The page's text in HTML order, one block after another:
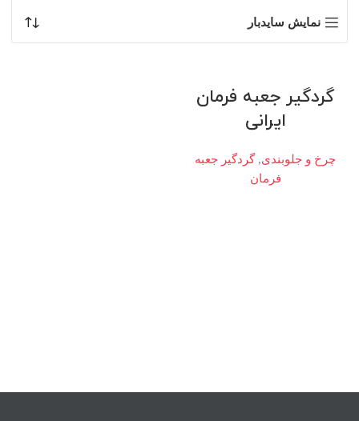
نمایش سایدبار
گردگیر جعبه فرمان
ایرانی
چرخ و جلوبندی,گردگیر جعبه
فرمان